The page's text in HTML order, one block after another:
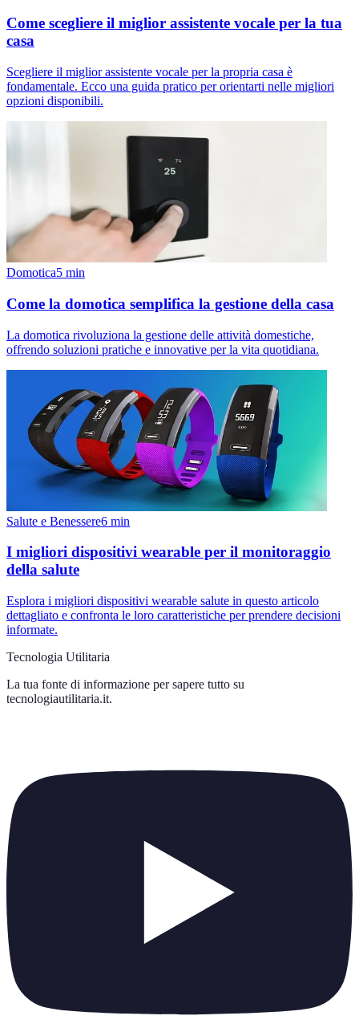
Come scegliere il miglior assistente vocale per la tua
casa
Scegliere il miglior assistente vocale per la propria casa è
fondamentale. Ecco una guida pratico per orientarti nelle migliori
opzioni disponibili.
Domotica5 min
Come la domotica semplifica la gestione della casa
La domotica rivoluziona la gestione delle attività domestiche,
offrendo soluzioni pratiche e innovative per la vita quotidiana.
Salute e Benessere6 min
I migliori dispositivi wearable per il monitoraggio
della salute
Esplora i migliori dispositivi wearable salute in questo articolo
dettagliato e confronta le loro caratteristiche per prendere decisioni
informate.
Tecnologia Utilitaria
La tua fonte di informazione per sapere tutto su
tecnologiautilitaria.it.